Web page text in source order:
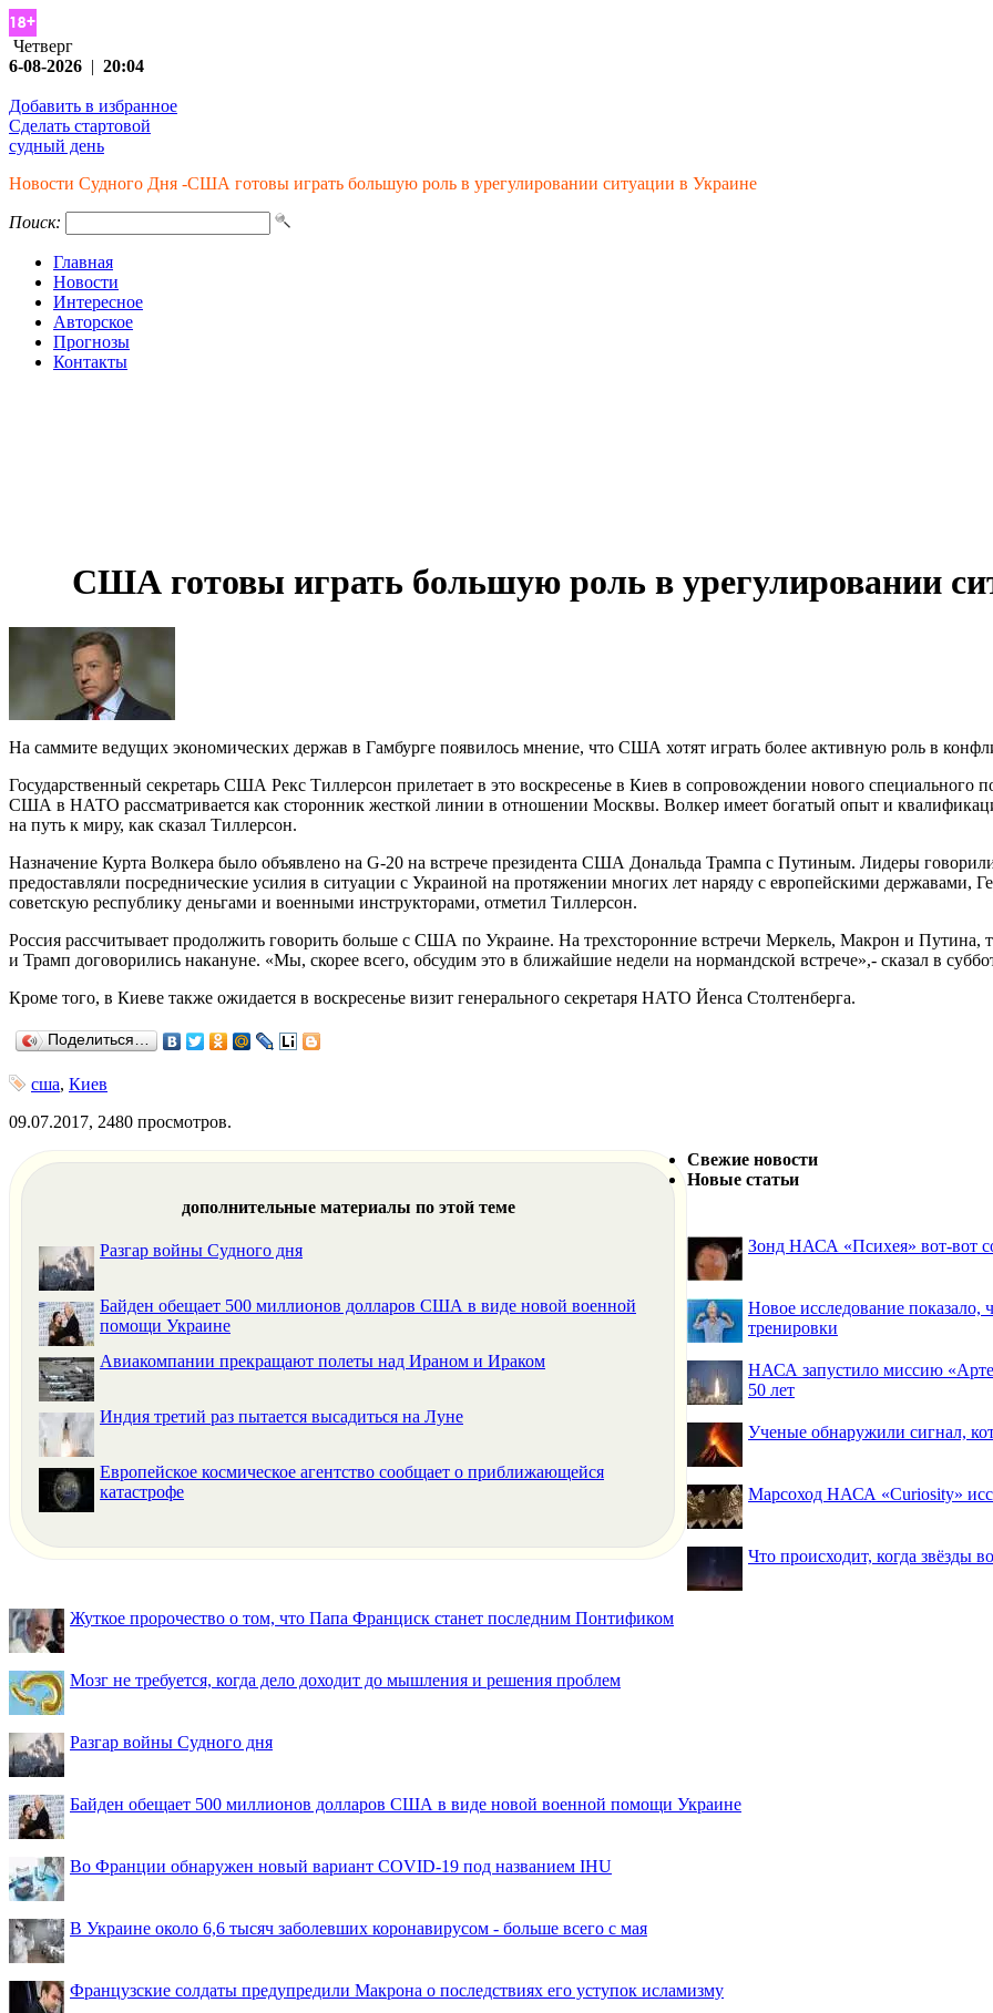
Четверг
6-08-2026 | 20:04
Добавить в избранное
Сделать стартовой
судный день
Новости Судного Дня -США готовы играть большую роль в урегулировании ситуации в Украине
Поиск:
Главная
Новости
Интересное
Авторское
Прогнозы
Контакты
США готовы играть большую роль в урегулировании
На саммите ведущих экономических держав в Гамбурге появилось мнение, что США хотят играть более активную роль в
Государственный секретарь США Рекс Тиллерсон прилетает в это воскресенье в Киев в сопровождении нового
США в НАТО рассматривается как сторонник жесткой линии в отношении Москвы. Волкер имеет богатый опыт и
на путь к миру, как сказал Тиллерсон.
Назначение Курта Волкера было объявлено на G-20 на встрече президента США Дональда Трампа с Путиным. Лидеры
предоставляли посреднические усилия в ситуации с Украиной на протяжении многих лет наряду с европейскими
советскую республику деньгами и военными инструкторами, отметил Тиллерсон.
Россия рассчитывает продолжить говорить больше с США по Украине. На трехсторонние встречи Меркель, Макрон и Путина,
и Трамп договорились накануне. «Мы, скорее всего, обсудим это в ближайшие недели на нормандской встрече»,- сказал в
Кроме того, в Киеве также ожидается в воскресенье визит генерального секретаря НАТО Йенса Столтенберга.
Поделиться…
сша, Киев
09.07.2017, 2480 просмотров.
дополнительные материалы по этой теме
Разгар войны Судного дня
Байден обещает 500 миллионов долларов США в виде новой военной
помощи Украине
Авиакомпании прекращают полеты над Ираном и Ираком
Индия третий раз пытается высадиться на Луне
Европейское космическое агентство сообщает о приближающейся
катастрофе
Свежие новости
Новые статьи
Зонд НАСА «Психея» вот-вот
Новое исследование
тренировки
НАСА запустило миссию
50 лет
Ученые обнаружили сигнал,
Марсоход НАСА «Curiosity»
Что происходит, когда звёзды
Жуткое пророчество о том, что Папа Франциск станет последним Понтификом
Мозг не требуется, когда дело доходит до мышления и решения проблем
Разгар войны Судного дня
Байден обещает 500 миллионов долларов США в виде новой военной помощи Украине
Во Франции обнаружен новый вариант COVID-19 под названием IHU
В Украине около 6,6 тысяч заболевших коронавирусом - больше всего с мая
Французские солдаты предупредили Макрона о последствиях его уступок исламизму